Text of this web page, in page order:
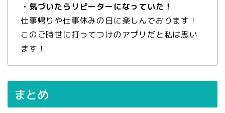
・気づいたらリピーターになっていた！
仕事帰りや仕事休みの日に楽しんでおります！
このご時世に打ってつけのアプリだと私は思い
ます！
まとめ